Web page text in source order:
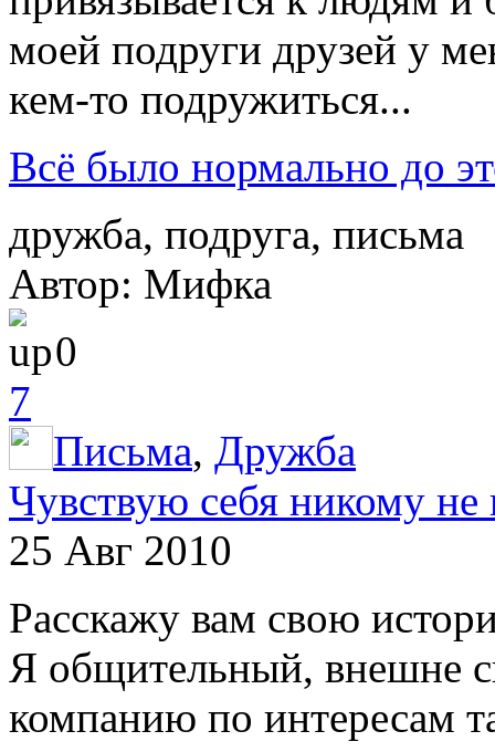
моей подруги друзей у
кем-то подружиться...
Всё было нормально до
дружба, подруга, письма
Автор: Мифка
0
7
Письма, Дружба
Чувствую себя никому
25 Авг 2010
Расскажу вам свою
Я общительный, внешне
компанию по интересам